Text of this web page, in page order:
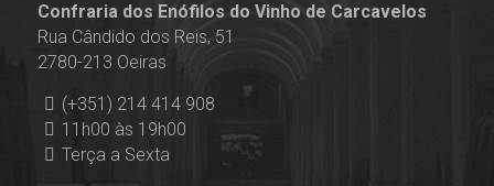
Confraria dos Enófilos do Vinho de Carcavelos
Rua Cândido dos Reis, 51
2780-213 Oeiras
(+351) 214 414 908
11h00 às 19h00
Terça a Sexta